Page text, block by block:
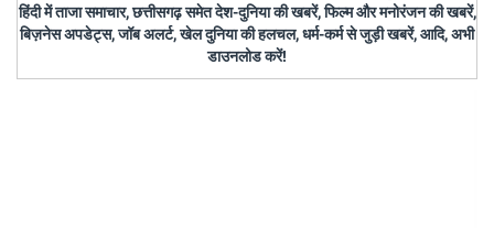
हिंदी में ताजा समाचार, छत्तीसगढ़ समेत देश-दुनिया की खबरें, फिल्म और मनोरंजन की खबरें,
बिज़नेस अपडेट्स, जॉब अलर्ट, खेल दुनिया की हलचल, धर्म-कर्म से जुड़ी खबरें, आदि, अभी
डाउनलोड करें!